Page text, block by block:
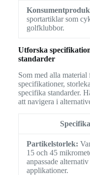
sportartiklar som
golfklubbor.
Utforska
standarder
Som med alla
specifikationer,
specifika standarder.
att navigera i
Partikelstorlek:
15 och 45
anpassade
applikationer.